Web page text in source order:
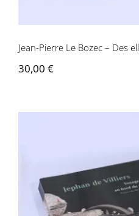
Jean-Pierre Le Bozec – Des
30,00 €